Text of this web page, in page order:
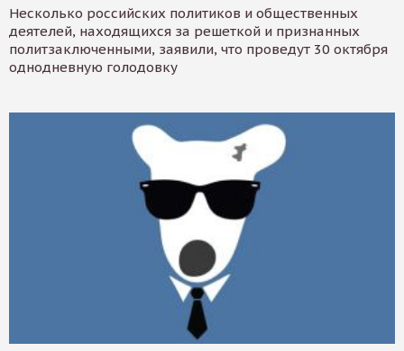
Несколько российских политиков и общественных
деятелей, находящихся за решеткой и признанных
политзаключенными, заявили, что проведут 30 октября
однодневную голодовку